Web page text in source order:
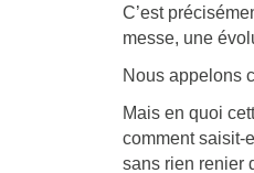
C’est
messe, une
Nous appelons
Mais en quoi
comment saisit-
sans rien renier